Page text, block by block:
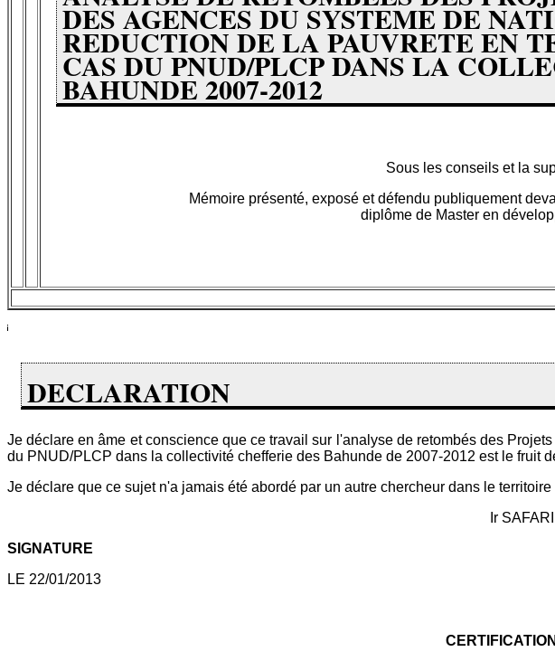
DES AGENCES DU SYSTEME DE
REDUCTION DE LA PAUVRETE EN
CAS DU PNUD/PLCP DANS LA
BAHUNDE 2007-2012
Sous les conseils et la
Mémoire présenté, exposé et défendu publiquement
diplôme de Master en
DECLARATION
Je déclare en âme et conscience que ce travail sur l'analyse de retombés des
du PNUD/PLCP dans la collectivité chefferie des Bahunde de 2007-2012 est le fruit
Je déclare que ce sujet n'a jamais été abordé par un autre chercheur dans le territoire
Ir SAFARI
SIGNATURE
LE 22/01/2013